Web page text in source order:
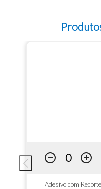
Adesivo com